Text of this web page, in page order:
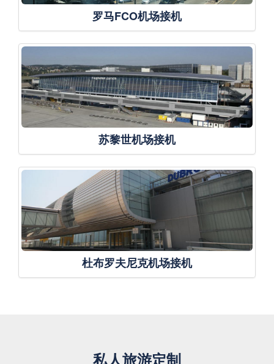
罗马FCO机场接机
苏黎世机场接机
杜布罗夫尼克机场接机
私人旅游定制